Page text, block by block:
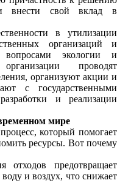
внести свой вклад в
в утилизации
организаций и
экологии и
проводят
организуют акции и
с государственными
и реализации
мире
который помогает
ресурсы. Вот почему
отходов предотвращает
и воздух, что снижает